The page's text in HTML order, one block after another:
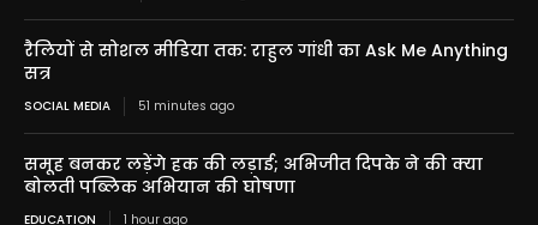
रैलियों से सोशल मीडिया तक: राहुल गांधी का Ask Me Anything
सत्र
SOCIAL MEDIA 51 minutes ago
समूह बनकर लड़ेंगे हक की लड़ाई; अभिजीत दिपके ने की क्या
बोलती पब्लिक अभियान की घोषणा
EDUCATION 1 hour ago